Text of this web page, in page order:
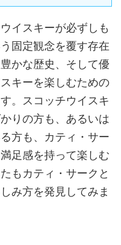
イスキーが必ずしも
固定観念を覆す存在
かな歴史、そして優
キーを楽しむための
。スコッチウイスキ
りの方も、あるいは
方も、カティ・サー
足感を持って楽しむ
もカティ・サークと
み方を発見してみま